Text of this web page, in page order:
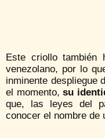
Este criollo también
venezolano, por lo
inminente despliegue
el momento,su
que, las leyes del
conocer el nombre de